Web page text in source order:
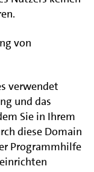
von
verwendet
und das
Sie in Ihrem
diese Domain
Programmhilfe